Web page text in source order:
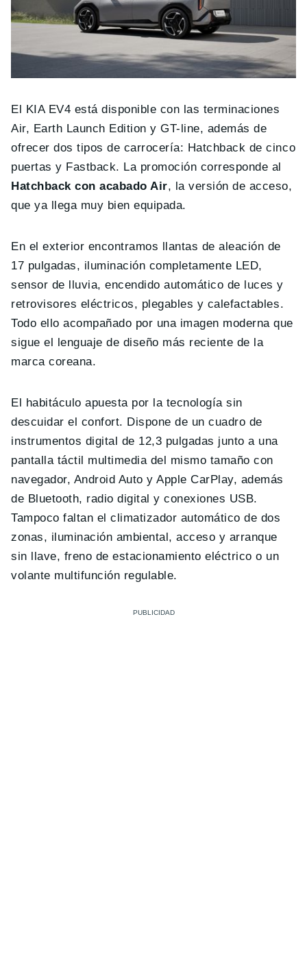
El KIA EV4 está disponible con las terminaciones
Air, Earth Launch Edition y GT-line, además de
ofrecer dos tipos de carrocería: Hatchback de cinco
puertas y Fastback. La promoción corresponde al
Hatchback con acabado Air, la versión de acceso,
que ya llega muy bien equipada.
En el exterior encontramos llantas de aleación de
17 pulgadas, iluminación completamente LED,
sensor de lluvia, encendido automático de luces y
retrovisores eléctricos, plegables y calefactables.
Todo ello acompañado por una imagen moderna que
sigue el lenguaje de diseño más reciente de la
marca coreana.
El habitáculo apuesta por la tecnología sin
descuidar el confort. Dispone de un cuadro de
instrumentos digital de 12,3 pulgadas junto a una
pantalla táctil multimedia del mismo tamaño con
navegador, Android Auto y Apple CarPlay, además
de Bluetooth, radio digital y conexiones USB.
Tampoco faltan el climatizador automático de dos
zonas, iluminación ambiental, acceso y arranque
sin llave, freno de estacionamiento eléctrico o un
volante multifunción regulable.